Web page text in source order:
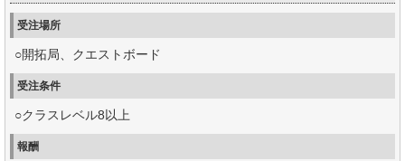
受注場所
○開拓局、クエストボード
受注条件
○クラスレベル8以上
報酬